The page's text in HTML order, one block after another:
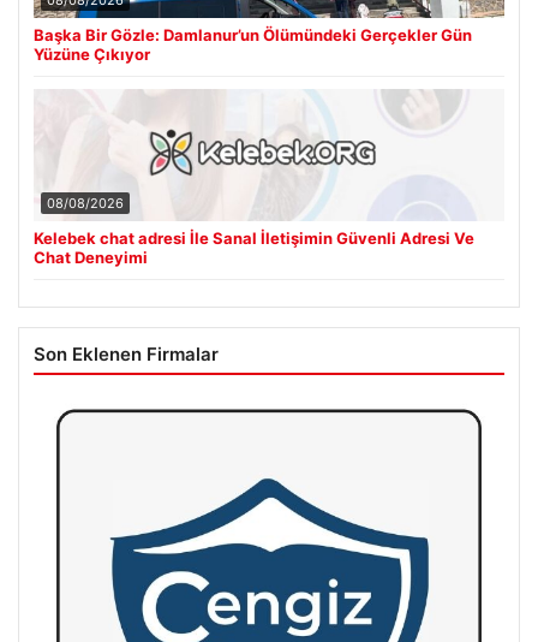
Başka Bir Gözle: Damlanur’un Ölümündeki Gerçekler Gün
Yüzüne Çıkıyor
08/08/2026
Kelebek chat adresi İle Sanal İletişimin Güvenli Adresi Ve
Chat Deneyimi
Son Eklenen Firmalar